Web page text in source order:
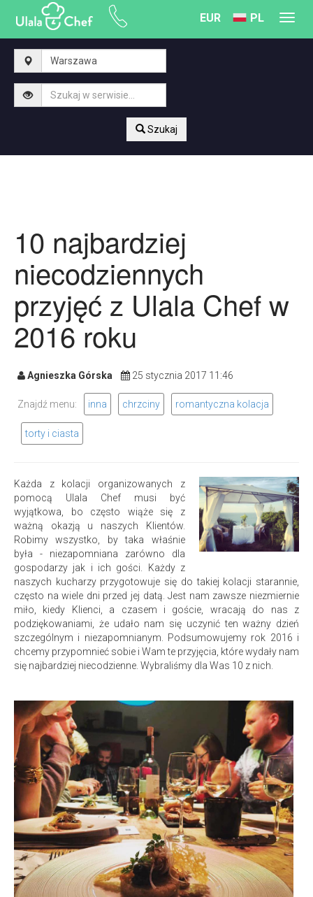
PL
EUR
Szukaj
10 najbardziej
niecodziennych
przyjęć z Ulala Chef w
2016 roku
Agnieszka Górska 25 stycznia 2017 11:46
Znajdź menu: inna chrzciny romantyczna kolacja
torty i ciasta
Każda z kolacji organizowanych z
pomocą Ulala Chef musi być
wyjątkowa, bo często wiąże się z
ważną okazją u naszych Klientów.
Robimy wszystko, by taka właśnie
była - niezapomniana zarówno dla
gospodarzy jak i ich gości. Każdy z
naszych kucharzy przygotowuje się do takiej kolacji starannie,
często na wiele dni przed jej datą. Jest nam zawsze niezmiernie
miło, kiedy Klienci, a czasem i goście, wracają do nas z
podziękowaniami, że udało nam się uczynić ten ważny dzień
szczególnym i niezapomnianym. Podsumowujemy rok 2016 i
chcemy przypomnieć sobie i Wam te przyjęcia, które wydały nam
się najbardziej niecodzienne. Wybraliśmy dla Was 10 z nich.